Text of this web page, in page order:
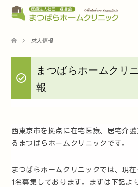
求人情報
まつばらホームクリ
報
西東京市を拠点に在宅医療、居宅介
るまつばらホームクリニックです。
まつばらホームクリニックでは、現
1名募集しております。まずは下記よ